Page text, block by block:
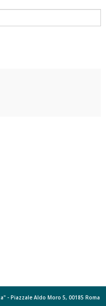
- Piazzale Aldo Moro 5, 00185 Roma